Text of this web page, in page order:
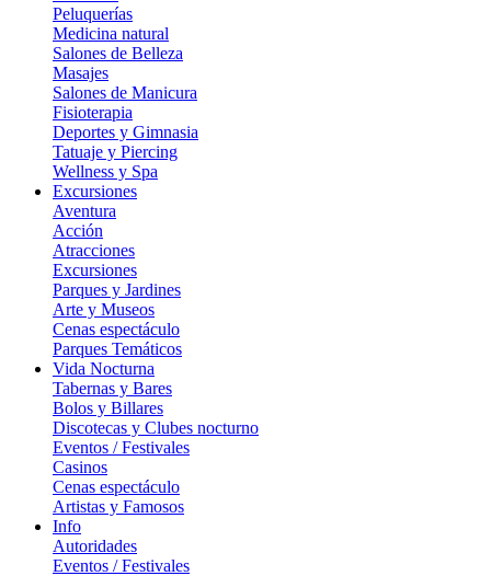
Peluquerías
Medicina natural
Salones de Belleza
Masajes
Salones de Manicura
Fisioterapia
Deportes y Gimnasia
Tatuaje y Piercing
Wellness y Spa
Excursiones
Aventura
Acción
Atracciones
Excursiones
Parques y Jardines
Arte y Museos
Cenas espectáculo
Parques Temáticos
Vida Nocturna
Tabernas y Bares
Bolos y Billares
Discotecas y Clubes nocturno
Eventos / Festivales
Casinos
Cenas espectáculo
Artistas y Famosos
Info
Autoridades
Eventos / Festivales